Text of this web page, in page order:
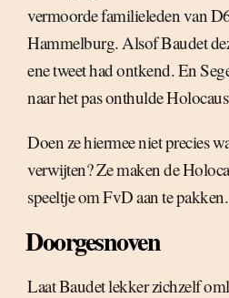
vermoorde familieleden van
Hammelburg. Alsof Baudet
ene tweet had ontkend. En
naar het pas onthulde
Doen ze hiermee niet precies
verwijten? Ze maken de
speeltje om FvD aan te pakken.
Doorgesnoven
Laat Baudet lekker zichzelf